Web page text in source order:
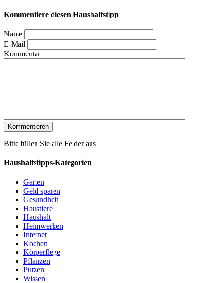
Kommentiere diesen Haushaltstipp
Name
E-Mail
Kommentar
Bitte füllen Sie alle Felder aus
Haushaltstipps-Kategorien
Garten
Geld sparen
Gesundheit
Haustiere
Haushalt
Heimwerken
Internet
Kochen
Körperflege
Pflanzen
Putzen
Wissen